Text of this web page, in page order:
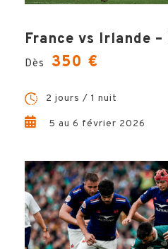
INFOS
France vs Irlande
Dès 350 €
2 jours / 1 nuit
5 au 6 février 2026